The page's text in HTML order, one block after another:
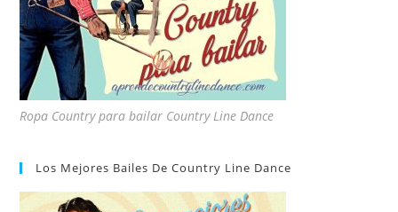
Ropa Country para bailar Country Line Dance
Los Mejores Bailes De Country Line Dance